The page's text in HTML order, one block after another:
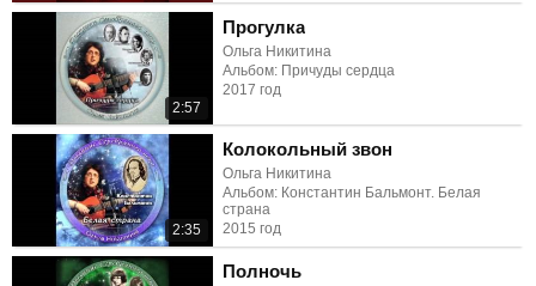
2:57
Прогулка
Ольга Никитина
Альбом: Причуды сердца
2017 год
2:35
Колокольный звон
Ольга Никитина
Альбом: Константин Бальмонт. Белая
страна
2015 год
Полночь